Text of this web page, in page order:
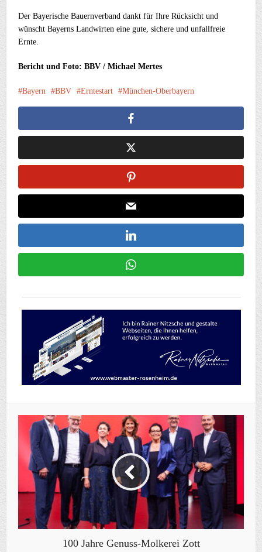
Der Bayerische Bauernverband dankt für Ihre Rücksicht und
wünscht Bayerns Landwirten eine gute, sichere und unfallfreie
Ernte.
Bericht und Foto: BBV / Michael Mertes
Bayern BBV Erntestart München-Oberbayern
100 Jahre Genuss-Molkerei Zott